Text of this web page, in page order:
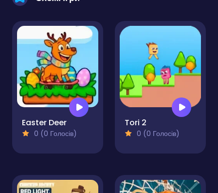
Easter Deer
0 (0 Голосів)
Tori 2
0 (0 Голосів)